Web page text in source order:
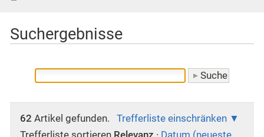
Suchergebnisse
62 Artikel gefunden.
Trefferliste einschränken